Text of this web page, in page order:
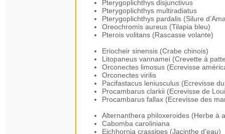
Pterygoplichthys disjunctivus
Pterygoplichthys multiradiatus
Pterygoplichthys pardalis (Silure
Oreochromis aureus (Tilapia bleu)
Pterois volitans (Rascasse volante)
Eriocheir sinensis (Crabe chinois)
Litopaneus vannamei (Crevette à
Orconectes limosus (Ecrevisse
Orconectes virilis
Pacifastacus leniusculus (Ecrevisse
Procambarus clarkii (Ecrevisse de
Procambarus fallax (Ecrevisse des
Alternanthera philoxeroides (Herbe à
Cabomba caroliniana
Eichhornia crassipes (Jacinthe d’eau)